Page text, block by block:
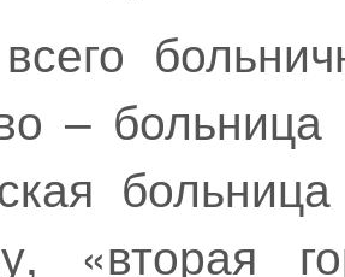
–
«вторая